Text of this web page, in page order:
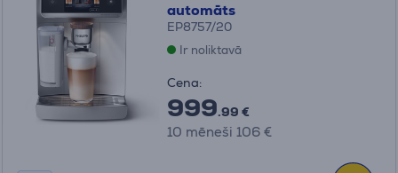
automāts
EP8757/20
Ir noliktavā
Cena:
999.99 €
10 mēneši 106 €